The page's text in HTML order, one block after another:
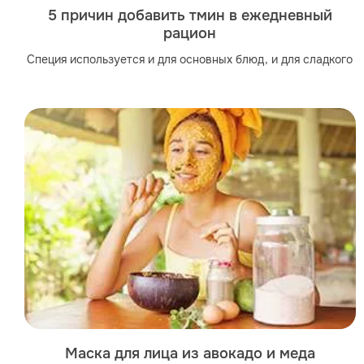
5 причин добавить тмин в ежедневный
рацион
Специя используется и для основных блюд, и для сладкого
Маска для лица из авокадо и меда